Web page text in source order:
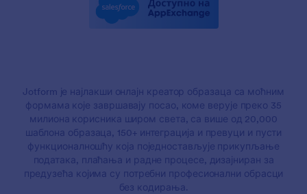
Jotform је најлакши онлајн креатор образаца са моћним
формама које завршавају посао, коме верује преко 35
милиона корисника широм света, са више од 20,000
шаблона образаца, 150+ интеграција и превуци и пусти
функционалношћу која поједностављује прикупљање
података, плаћања и радне процесе, дизајниран за
предузећа којима су потребни професионални обрасци
без кодирања.